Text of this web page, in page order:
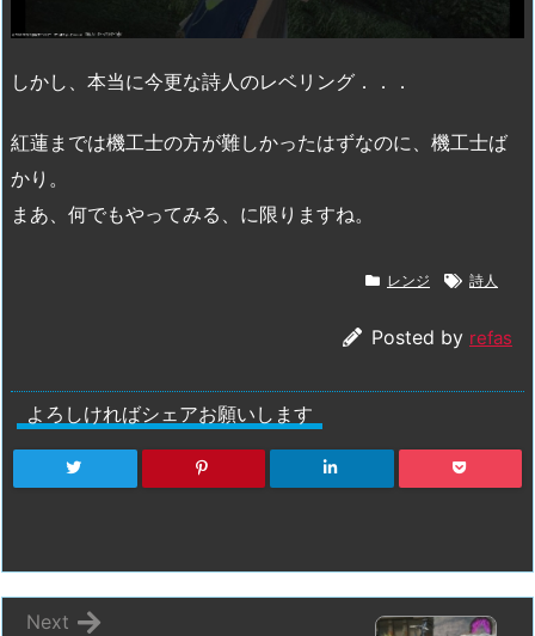
しかし、本当に今更な詩人のレベリング．．．
紅蓮までは機工士の方が難しかったはずなのに、機工士ば
かり。
まあ、何でもやってみる、に限りますね。
レンジ 詩人
Posted by refas
よろしければシェアお願いします
Next